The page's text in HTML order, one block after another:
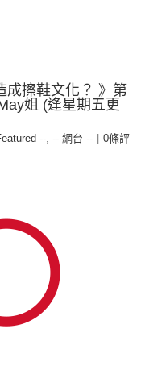
成擦鞋文化？ 》第
姐 (逢星期五更
--, -- 網台 --
0條評